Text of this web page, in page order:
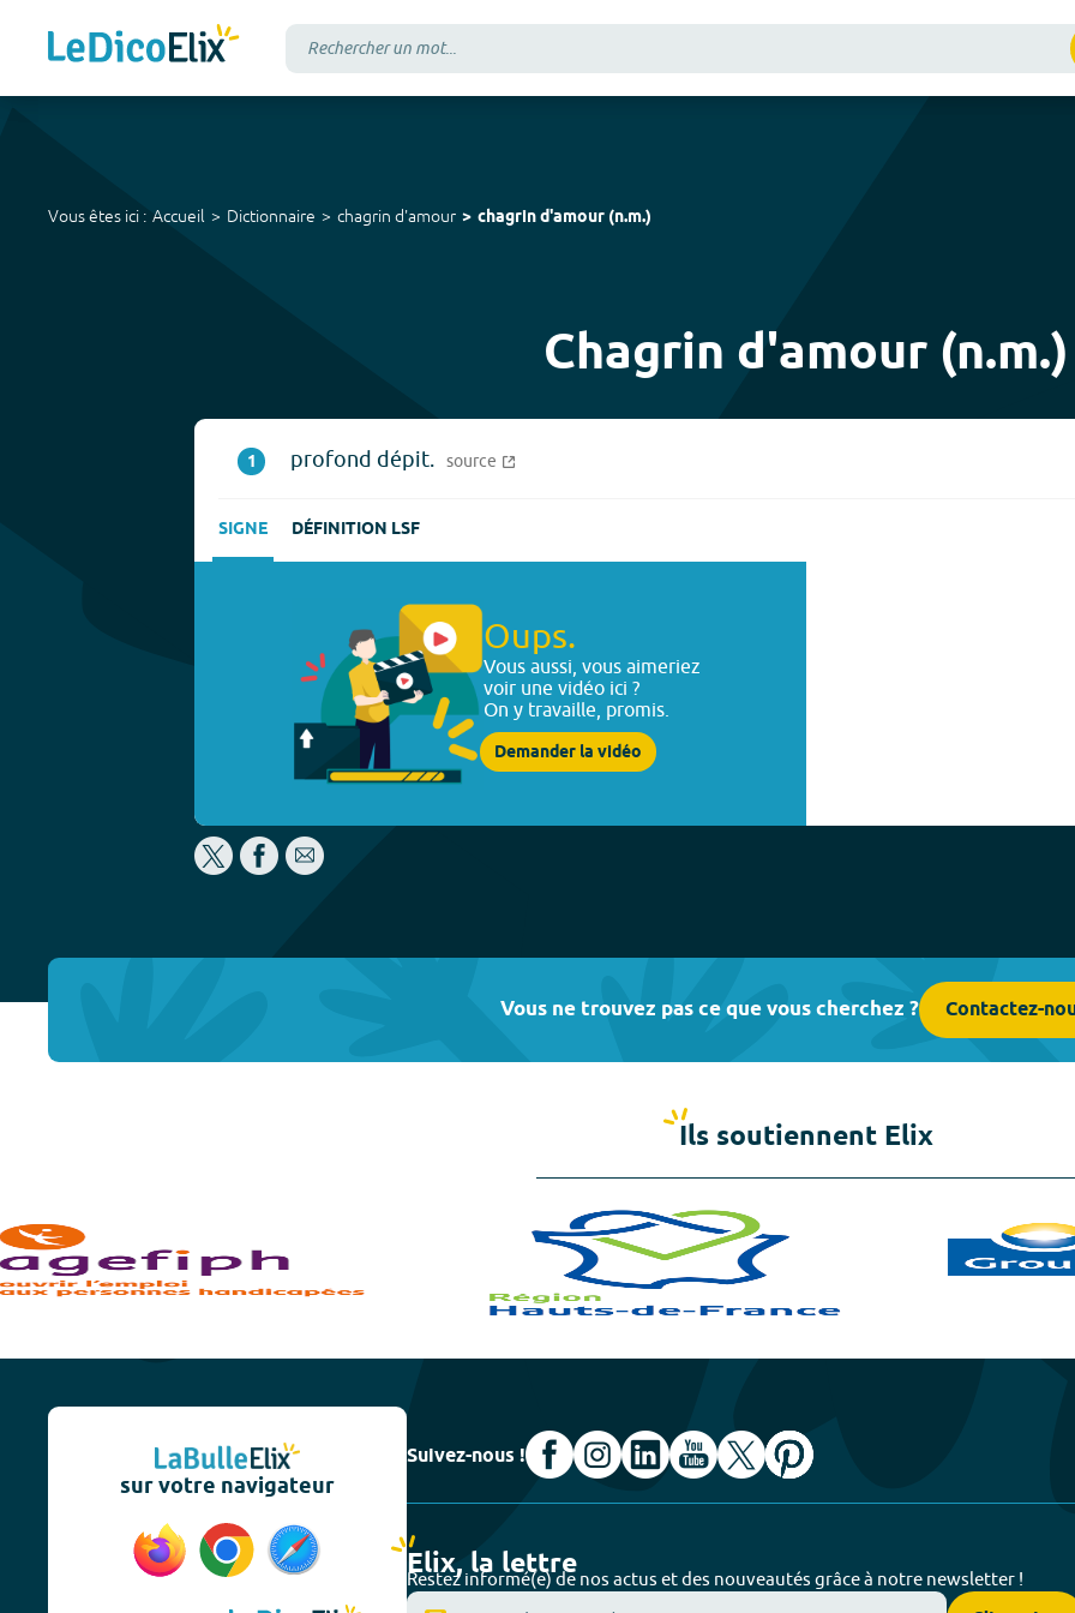
Vous êtes ici : Accueil Dictionnaire chagrin d'amour chagrin d'amour (n.m.)
Chagrin d'amour (n.m.)
1 profond dépit. source
SIGNE DÉFINITION LSF
Oups.
Vous aussi, vous aimeriez
voir une vidéo ici ?
On y travaille, promis.
Demander la vidéo
Vous ne trouvez pas ce que vous cherchez ? Contactez-
Ils soutiennent Elix
sur votre navigateur
Suivez-nous !
Elix, la lettre
Restez informé(e) de nos actus et des nouveautés grâce à notre newsletter !